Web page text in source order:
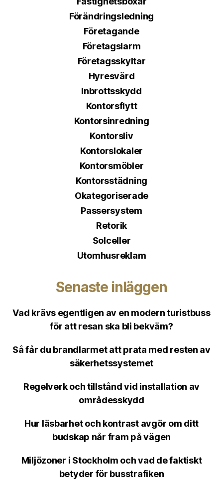
Förändringsledning
Företagande
Företagslarm
Företagsskyltar
Hyresvärd
Inbrottsskydd
Kontorsflytt
Kontorsinredning
Kontorsliv
Kontorslokaler
Kontorsmöbler
Kontorsstädning
Okategoriserade
Passersystem
Retorik
Solceller
Utomhusreklam
Senaste inläggen
Vad krävs egentligen av en modern turistbuss
för att resan ska bli bekväm?
Så får du brandlarmet att prata med resten av
säkerhetssystemet
Regelverk och tillstånd vid installation av
områdesskydd
Hur läsbarhet och kontrast avgör om ditt
budskap når fram på vägen
Miljözoner i Stockholm och vad de faktiskt
betyder för busstrafiken